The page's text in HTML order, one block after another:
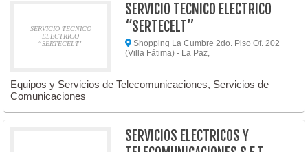
SERVICIO TECNICO
ELECTRICO
“SERTECELT”
SERVICIO TECNICO ELECTRICO
“SERTECELT”
Shopping La Cumbre 2do. Piso Of. 202
(Villa Fátima) - La Paz,
Equipos y Servicios de Telecomunicaciones, Servicios de
Comunicaciones
SERVICIOS ELECTRICOS Y